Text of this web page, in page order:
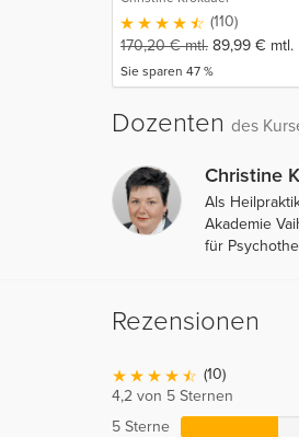
(110)
170,20€mtl. 89,99 € mtl.
Sie sparen 47 %
Dozenten des
Christine
Als
Akademie
für
Rezensionen
(10)
4,2 von 5 Sternen
5 Sterne